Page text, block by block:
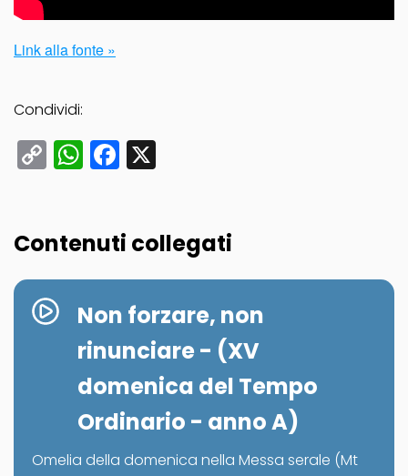
Link alla fonte »
Condividi:
CopyWhatsApp
Facebook
Contenuti collegati
Non forzare, non
rinunciare - (XV
domenica del Tempo
Ordinario - anno A)
Omelia della domenica nella Messa serale (Mt